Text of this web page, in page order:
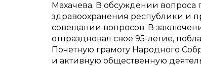
Махачева. В обсуждении
здравоохранения республики и
совещании вопросов. В
отпраздновал свое 95-летие,
Почетную грамоту Народного
и активную общественную